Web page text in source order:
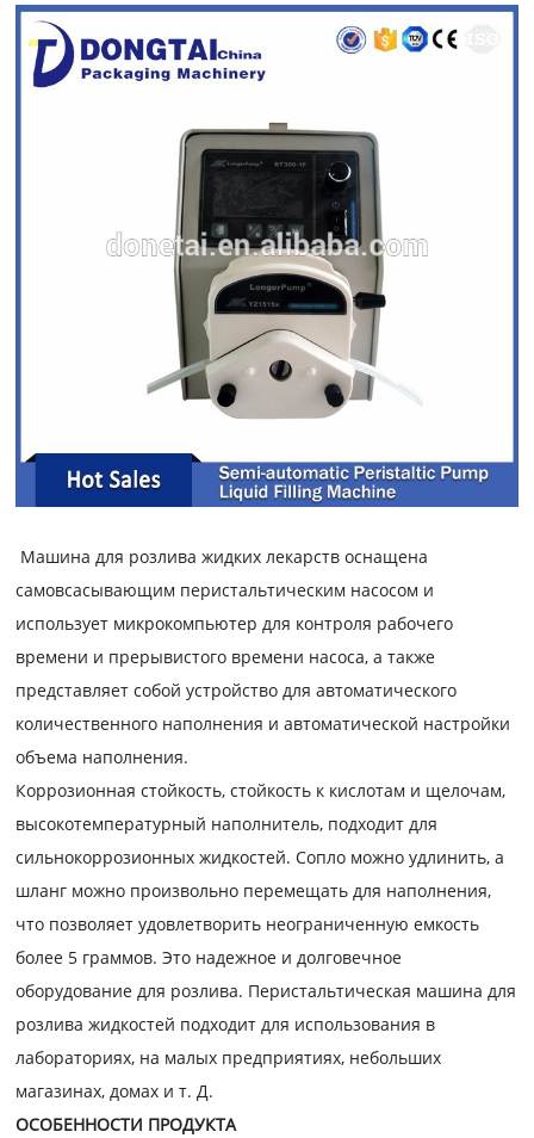
Машина для розлива жидких лекарств оснащена
самовсасывающим перистальтическим насосом и
использует микрокомпьютер для контроля рабочего
времени и прерывистого времени насоса, а также
представляет собой устройство для автоматического
количественного наполнения и автоматической настройки
объема наполнения.
Коррозионная стойкость, стойкость к кислотам и щелочам,
высокотемпературный наполнитель, подходит для
сильнокоррозионных жидкостей. Сопло можно удлинить, а
шланг можно произвольно перемещать для наполнения,
что позволяет удовлетворить неограниченную емкость
более 5 граммов. Это надежное и долговечное
оборудование для розлива. Перистальтическая машина для
розлива жидкостей подходит для использования в
лабораториях, на малых предприятиях, небольших
магазинах, домах и т. Д.
ОСОБЕННОСТИ ПРОДУКТА